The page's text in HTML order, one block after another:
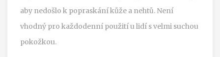
aby nedošlo k popraskání kůže a nehtů. Není
vhodný pro každodenní použití u lidí s velmi suchou
pokožkou.